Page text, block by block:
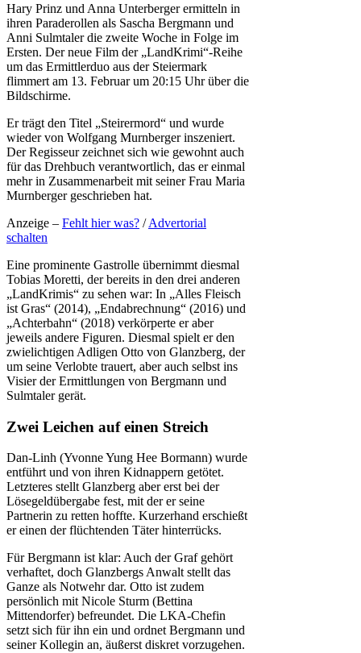
Hary Prinz und Anna Unterberger ermitteln in
ihren Paraderollen als Sascha Bergmann und
Anni Sulmtaler die zweite Woche in Folge im
Ersten. Der neue Film der „LandKrimi“-Reihe
um das Ermittlerduo aus der Steiermark
flimmert am 13. Februar um 20:15 Uhr über die
Bildschirme.
Er trägt den Titel „Steirermord“ und wurde
wieder von Wolfgang Murnberger inszeniert.
Der Regisseur zeichnet sich wie gewohnt auch
für das Drehbuch verantwortlich, das er einmal
mehr in Zusammenarbeit mit seiner Frau Maria
Murnberger geschrieben hat.
Anzeige – Fehlt hier was? /Advertorial
schalten
Eine prominente Gastrolle übernimmt diesmal
Tobias Moretti, der bereits in den drei anderen
„LandKrimis“ zu sehen war: In „Alles Fleisch
ist Gras“ (2014), „Endabrechnung“ (2016) und
„Achterbahn“ (2018) verkörperte er aber
jeweils andere Figuren. Diesmal spielt er den
zwielichtigen Adligen Otto von Glanzberg, der
um seine Verlobte trauert, aber auch selbst ins
Visier der Ermittlungen von Bergmann und
Sulmtaler gerät.
Zwei Leichen auf einen Streich
Dan-Linh (Yvonne Yung Hee Bormann) wurde
entführt und von ihren Kidnappern getötet.
Letzteres stellt Glanzberg aber erst bei der
Lösegeldübergabe fest, mit der er seine
Partnerin zu retten hoffte. Kurzerhand erschießt
er einen der flüchtenden Täter hinterrücks.
Für Bergmann ist klar: Auch der Graf gehört
verhaftet, doch Glanzbergs Anwalt stellt das
Ganze als Notwehr dar. Otto ist zudem
persönlich mit Nicole Sturm (Bettina
Mittendorfer) befreundet. Die LKA-Chefin
setzt sich für ihn ein und ordnet Bergmann und
seiner Kollegin an, äußerst diskret vorzugehen.